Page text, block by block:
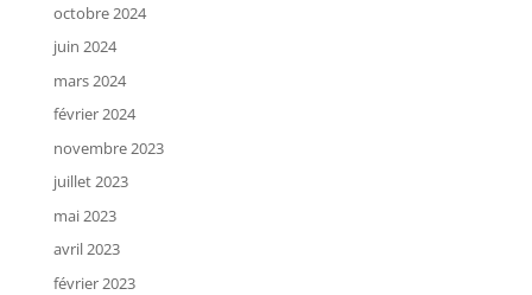
octobre 2024
juin 2024
mars 2024
février 2024
novembre 2023
juillet 2023
mai 2023
avril 2023
février 2023